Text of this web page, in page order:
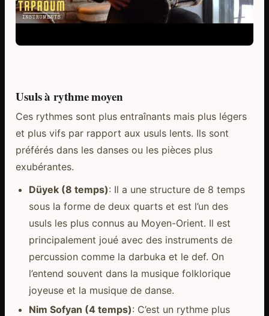
Usuls à rythme moyen
Ces rythmes sont plus entraînants mais plus légers
et plus vifs par rapport aux usuls lents. Ils sont
préférés dans les danses ou les pièces plus
exubérantes.
Düyek (8 temps): Il a une structure de 8 temps
sous la forme de deux quarts et est l’un des
usuls les plus connus au Moyen-Orient. Il est
principalement joué avec des instruments de
percussion comme la darbuka et le def. On
l’entend souvent dans la musique folklorique
joyeuse et la musique de danse.
Nim Sofyan (4 temps): C’est un rythme plus